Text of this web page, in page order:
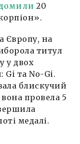
20
Європу, на
титул
у двох
Gi та No-Gi.
блискучий
вона провела 5
медалі.